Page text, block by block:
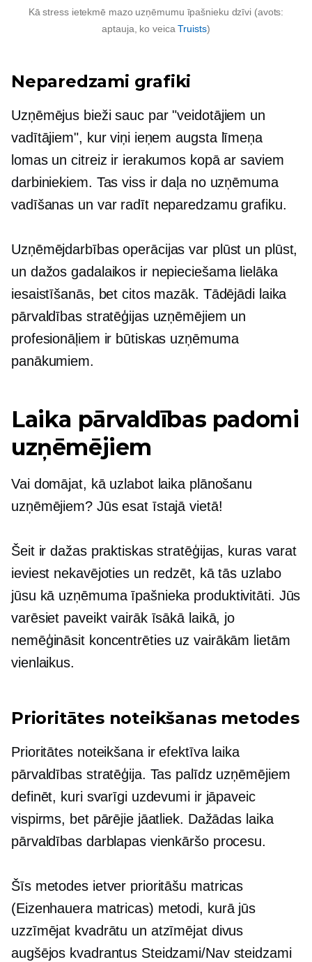
Kā stress ietekmē mazo uzņēmumu īpašnieku dzīvi (avots:
aptauja, ko veicaTruists)
Neparedzami grafiki
Uzņēmējus bieži sauc par "veidotājiem un
vadītājiem", kur viņi ieņemaugsta līmeņa
lomas un citreiz ir ierakumos kopā ar saviem
darbiniekiem. Tas viss ir daļa no uzņēmuma
vadīšanas un var radīt neparedzamu grafiku.
Uzņēmējdarbības operācijas var plūst un plūst,
un dažos gadalaikos ir nepieciešama lielāka
iesaistīšanās, bet citos mazāk. Tādējādi laika
pārvaldības stratēģijas uzņēmējiem un
profesionāļiem ir būtiskas uzņēmuma
panākumiem.
Laika pārvaldības padomi
uzņēmējiem
Vai domājat, kā uzlabot laika plānošanu
uzņēmējiem? Jūs esat īstajā vietā!
Šeit ir dažas praktiskas stratēģijas, kuras varat
ieviest nekavējoties un redzēt, kā tās uzlabo
jūsu kā uzņēmuma īpašnieka produktivitāti. Jūs
varēsiet paveikt vairāk īsākā laikā, jo
nemēģināsit koncentrēties uz vairākām lietām
vienlaikus.
Prioritātes noteikšanas metodes
Prioritātes noteikšana ir efektīva laika
pārvaldības stratēģija. Tas palīdz uzņēmējiem
definēt, kuri svarīgi uzdevumi ir jāpaveic
vispirms, bet pārējie jāatliek. Dažādas laika
pārvaldības darblapas vienkāršo procesu.
Šīs metodes ietver prioritāšu matricas
(Eizenhauera matricas) metodi, kurā jūs
uzzīmējat kvadrātu un atzīmējat divus
augšējos kvadrantus Steidzami/Nav steidzami